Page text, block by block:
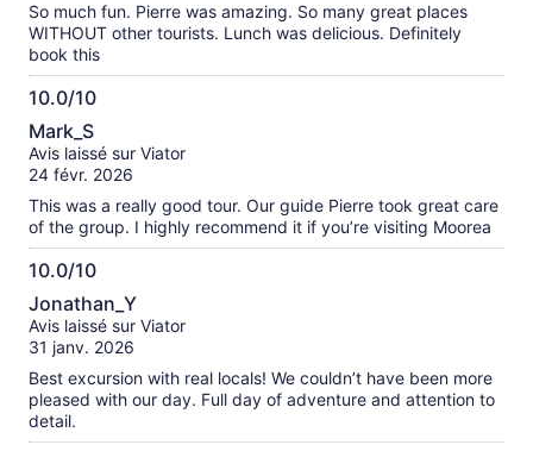
So much fun. Pierre was amazing. So many great places
WITHOUT other tourists. Lunch was delicious. Definitely
book this
10.0/10
10.0
sur
10
Mark_S
Avis laissé sur Viator
24 févr. 2026
This was a really good tour. Our guide Pierre took great care
of the group. I highly recommend it if you’re visiting Moorea
10.0/10
10.0
sur
10
Jonathan_Y
Avis laissé sur Viator
31 janv. 2026
Best excursion with real locals! We couldn’t have been more
pleased with our day. Full day of adventure and attention to
detail.